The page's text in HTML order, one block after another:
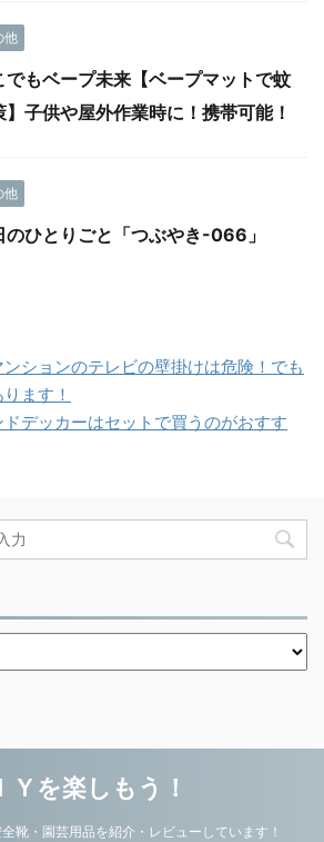
他
でもベープ未来【ベープマットで蚊
】子供や屋外作業時に！携帯可能！
他
のひとりごと「つぶやき-066」
ションのテレビの壁掛けは危険！でも
ます！
デッカーはセットで買うのがおすす
Ｙを楽しもう！
靴・園芸用品を紹介・レビューしています！